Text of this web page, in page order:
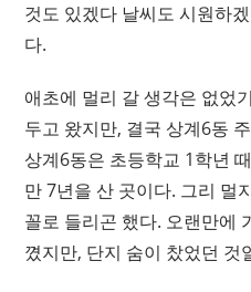
것도 있겠다 날씨도 시원하
다.
애초에 멀리 갈 생각은 없었
두고 왔지만, 결국 상계6동
상계6동은 초등학교 1학년
만 7년을 산 곳이다. 그리 멀
꼴로 들리곤 했다. 오랜만에
꼈지만, 단지 숨이 찼었던 것